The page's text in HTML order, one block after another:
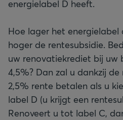
energielabel D heeft.
Hoe lager het
hoger de rentesubsidie.
uw renovatiekrediet bij uw
4,5%? Dan zal u dankzij
2,5% rente betalen als u
label D (u krijgt een
Renoveert u tot label C,